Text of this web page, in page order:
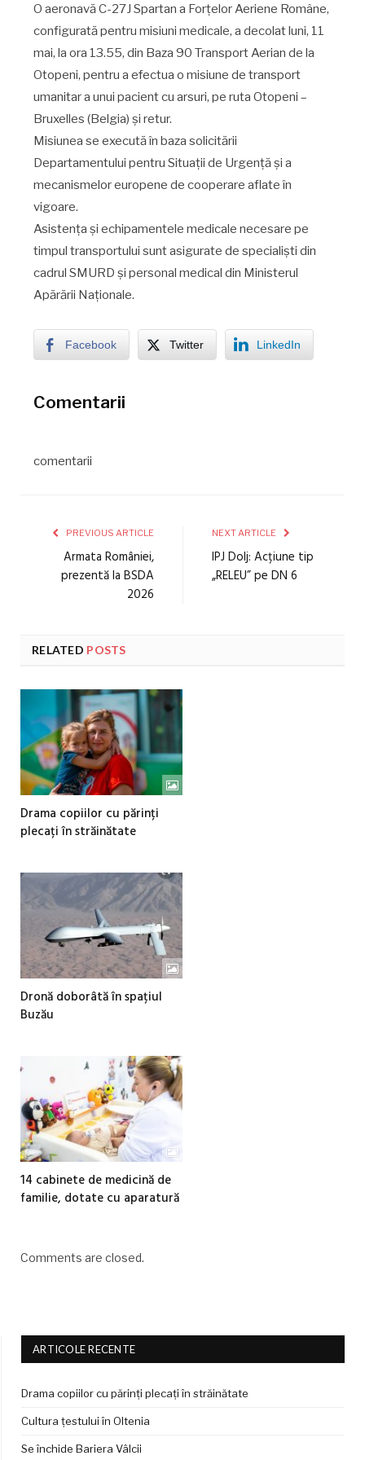
O aeronavă C-27J Spartan a Forțelor Aeriene Române,
configurată pentru misiuni medicale, a decolat luni, 11
mai, la ora 13.55, din Baza 90 Transport Aerian de la
Otopeni, pentru a efectua o misiune de transport
umanitar a unui pacient cu arsuri, pe ruta Otopeni –
Bruxelles (Belgia) și retur.
Misiunea se execută în baza solicitării
Departamentului pentru Situații de Urgență și a
mecanismelor europene de cooperare aflate în
vigoare.
Asistența și echipamentele medicale necesare pe
timpul transportului sunt asigurate de specialiști din
cadrul SMURD și personal medical din Ministerul
Apărării Naționale.
Facebook Twitter LinkedIn
Comentarii
comentarii
PREVIOUS ARTICLE
Armata României,
prezentă la BSDA
2026
NEXT ARTICLE
IPJ Dolj: Acțiune tip
„RELEU” pe DN 6
RELATED POSTS
Drama copiilor cu părinți
plecați în străinătate
Dronă doborâtă în spațiul
Buzău
14 cabinete de medicină de
familie, dotate cu aparatură
Comments are closed.
ARTICOLE RECENTE
Drama copiilor cu părinți plecați în străinătate
Cultura țestului în Oltenia
Se închide Bariera Vâlcii